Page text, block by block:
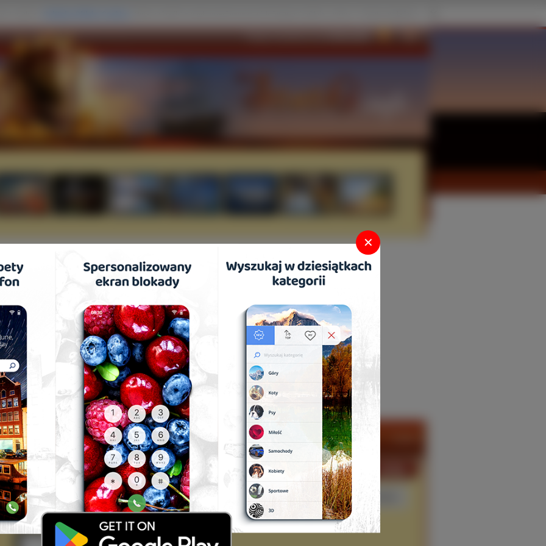
Statki Najlepsze Najnowsze Najczęściej Oglądane Losowe
Admirał Kuzniecow Pokaż
✕